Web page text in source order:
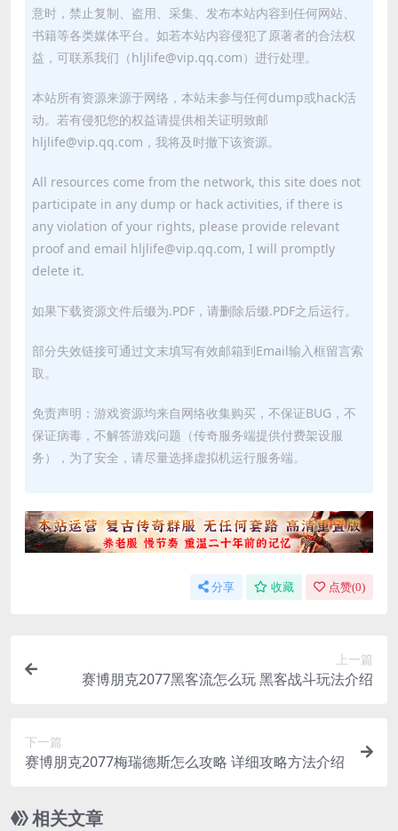
意时，禁止复制、盗用、采集、发布本站内容到任何网站、
书籍等各类媒体平台。如若本站内容侵犯了原著者的合法权
益，可联系我们（hljlife@vip.qq.com）进行处理。
本站所有资源来源于网络，本站未参与任何dump或hack活
动。若有侵犯您的权益请提供相关证明致邮
hljlife@vip.qq.com，我将及时撤下该资源。
All resources come from the network, this site does not
participate in any dump or hack activities, if there is
any violation of your rights, please provide relevant
proof and email hljlife@vip.qq.com, I will promptly
delete it.
如果下载资源文件后缀为.PDF，请删除后缀.PDF之后运行。
部分失效链接可通过文末填写有效邮箱到Email输入框留言索
取。
免责声明：游戏资源均来自网络收集购买，不保证BUG，不
保证病毒，不解答游戏问题（传奇服务端提供付费架设服
务），为了安全，请尽量选择虚拟机运行服务端。
分享 收藏 点赞(0)
上一篇
赛博朋克2077黑客流怎么玩 黑客战斗玩法介绍
下一篇
赛博朋克2077梅瑞德斯怎么攻略 详细攻略方法介绍
相关文章